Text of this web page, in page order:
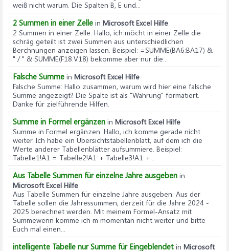
weiß nicht warum. Die Spalten B, E und...
2 Summen in einer Zelle in Microsoft Excel Hilfe
2 Summen in einer Zelle: Hallo, ich möcht in einer Zelle die
schräg geteilt ist zwei Summen aus unterschiedlichen
Berchnungen anzeigen lassen. Beispiel: =SUMME(BA6:BA17) &
" / " & SUMME(F18:V18) bekomme aber nur die...
Falsche Summe in Microsoft Excel Hilfe
Falsche Summe: Hallo zusammen, warum wird hier eine falsche
Summe angezeigt? Die Spalte ist als "Währung" formatiert.
Danke für zielführende Hilfen.
Summe in Formel ergänzen in Microsoft Excel Hilfe
Summe in Formel ergänzen: Hallo, ich komme gerade nicht
weiter. Ich habe ein Übersichtstabellenblatt, auf dem ich die
Werte anderer Tabellenblätter aufsummiere. Beispiel:
Tabelle1!A1 = Tabelle2!A1 + Tabelle3!A1 +...
Aus Tabelle Summen für einzelne Jahre ausgeben in
Microsoft Excel Hilfe
Aus Tabelle Summen für einzelne Jahre ausgeben: Aus der
Tabelle sollen die Jahressummen, derzeit für die Jahre 2024 -
2025 berechnet werden. Mit meinem Formel-Ansatz mit
Summewenn komme ich m momentan nicht weiter und bitte
Euch mal einen...
intelligente Tabelle nur Summe für Eingeblendet in Microsoft